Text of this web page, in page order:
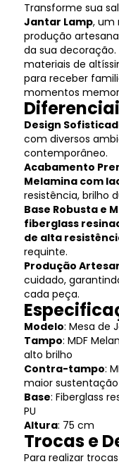
Transforme sua
Jantar Lamp, um
produção
da sua
materiais de
para receber
momentos
Design
com diversos
contemporâneo.
Acabamento
Melamina com
resistência, brilho
Base Robusta e
fiberglass
de alta
requinte.
Produção
cuidado,
cada peça.
Modelo: Mesa de
Tampo: MDF
alto brilho
Contra-tampo:
maior sustentação
Base: Fiberglass
PU
Altura: 75 cm
Trocas e
Para realizar